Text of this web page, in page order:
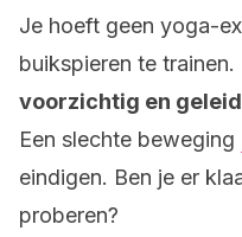
Je hoeft geen yoga-
buikspieren te trainen.
voorzichtig en
Een slechte beweging
eindigen. Ben je er
proberen?